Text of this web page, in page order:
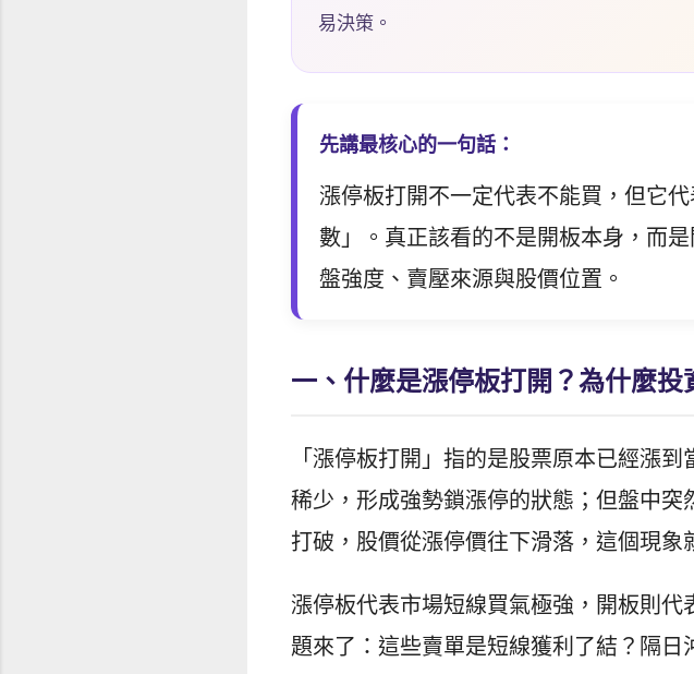
易決策。
先講最核心的一句話：
漲停板打開不一定代表不能買，但它
數」。真正該看的不是開板本身，而
盤強度、賣壓來源與股價位置。
一、什麼是漲停板打開？為什麼投
「漲停板打開」指的是股票原本已經漲
稀少，形成強勢鎖漲停的狀態；但盤中
打破，股價從漲停價往下滑落，這個現象
漲停板代表市場短線買氣極強，開板則代
題來了：這些賣單是短線獲利了結？隔日